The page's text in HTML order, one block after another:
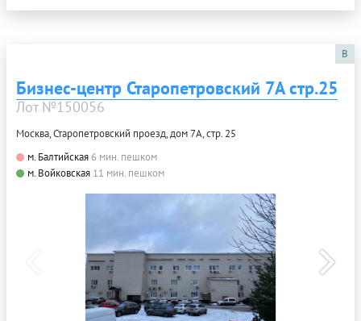
B
Бизнес-центр Старопетровский 7А стр.25
Лот №150056
Москва, Старопетровский проезд, дом 7А, стр. 25
м. Балтийская 6 мин. пешком
м. Войковская 11 мин. пешком